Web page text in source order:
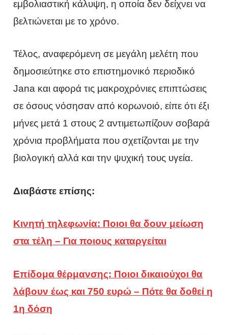
εμβολιαστική κάλυψη, η οποία δεν δείχνει να
βελτιώνεται με το χρόνο.
Τέλος, αναφερόμενη σε μεγάλη μελέτη που
δημοσιεύτηκε στο επιστημονικό περιοδικό
Jana και αφορά τις μακροχρόνιες επιπτώσεις
σε όσους νόσησαν από κορωνοιό, είπε ότι έξι
μήνες μετά 1 στους 2 αντιμετωπίζουν σοβαρά
χρόνια προβλήματα που σχετίζονται με την
βιολογική αλλά και την ψυχική τους υγεία.
Διαβάστε επίσης:
Κινητή τηλεφωνία: Ποιοι θα δουν μείωση
στα τέλη – Για ποιους καταργείται
Επίδομα θέρμανσης: Ποιοι δικαιούχοι θα
λάβουν έως και 750 ευρώ – Πότε θα δοθεί η
1η δόση